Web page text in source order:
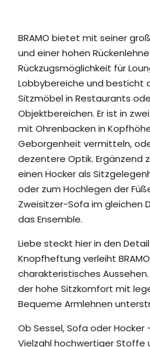
BRAMO bietet mit seiner
und einer hohen
Rückzugsmöglichkeit für
Lobbybereiche und besticht
Sitzmöbel in Restaurants
Objektbereichen. Er ist in
mit Ohrenbacken in
Geborgenheit vermitteln,
dezentere Optik. Ergänzend
einen Hocker als
oder zum Hochlegen der
Zweisitzer-Sofa im gleichen
das Ensemble.
Liebe steckt hier in den
Knopfheftung verleiht
charakteristisches
der hohe Sitzkomfort mit
Bequeme Armlehnen
Ob Sessel, Sofa oder Hocker
Vielzahl hochwertiger Stoffe